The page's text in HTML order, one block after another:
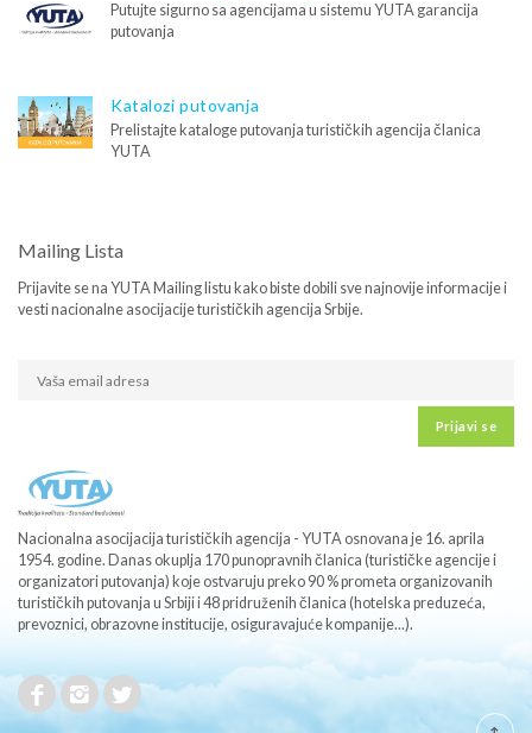
Putujte sigurno sa agencijama u sistemu YUTA garancija
putovanja
Katalozi putovanja
Prelistajte kataloge putovanja turističkih agencija članica
YUTA
Mailing Lista
Prijavite se na YUTA Mailing listu kako biste dobili sve najnovije informacije i
vesti nacionalne asocijacije turističkih agencija Srbije.
Prijavi se
Nacionalna asocijacija turističkih agencija - YUTA osnovana je 16. aprila
1954. godine. Danas okuplja 170 punopravnih članica (turističke agencije i
organizatori putovanja) koje ostvaruju preko 90 % prometa organizovanih
turističkih putovanja u Srbiji i 48 pridruženih članica (hotelska preduzeća,
prevoznici, obrazovne institucije, osiguravajuće kompanije...).